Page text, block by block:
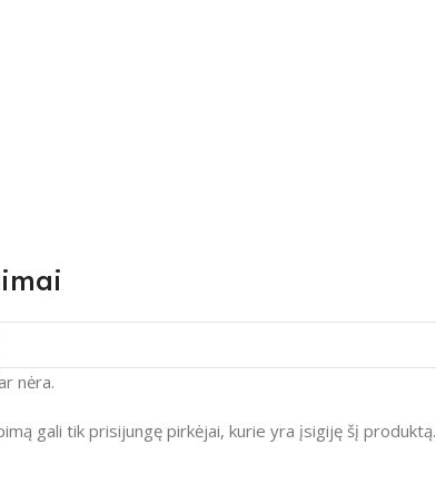
nėra.
gali tik prisijungę pirkėjai, kurie yra įsigiję šį produktą.